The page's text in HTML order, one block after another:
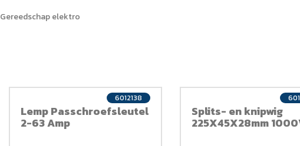
Gereedschap elektro
Lemp Passchroefsleutel
2-63 Amp
6012138
Splits- en knipwig
225X45X28mm